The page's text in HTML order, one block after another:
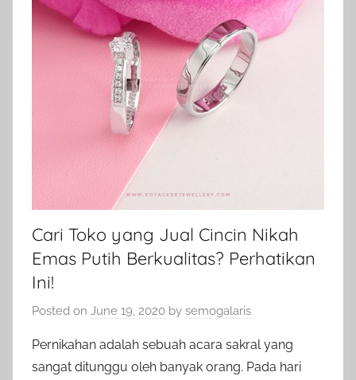
Cari Toko yang Jual Cincin Nikah
Emas Putih Berkualitas? Perhatikan
Ini!
Posted on June 19, 2020 by semogalaris
Pernikahan adalah sebuah acara sakral yang
sangat ditunggu oleh banyak orang. Pada hari